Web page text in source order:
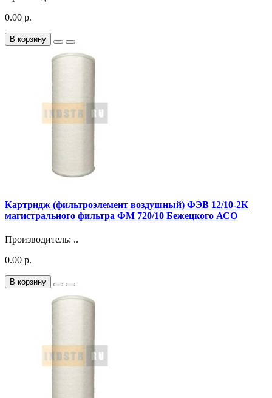
0.00 р.
В корзину
Картридж (фильтроэлемент воздушный) ФЭВ 12/10-2К
магистрального фильтра ФМ 720/10 Бежецкого АСО
Производитель: ..
0.00 р.
В корзину